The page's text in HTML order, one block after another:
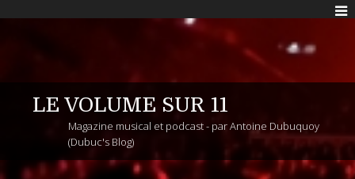
LE VOLUME SUR 11
Magazine musical et podcast - par Antoine Dubuquoy
(Dubuc's Blog)